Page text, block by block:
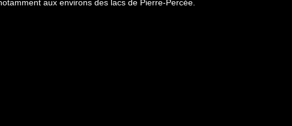
aux environs des lacs de Pierre-Percée.